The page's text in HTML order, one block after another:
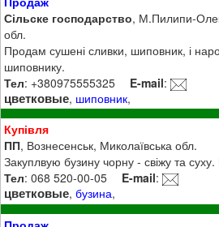
Сільске господарство, М.Пилипи-
обл.
Продам сушені сливки, шиповник, і
шиповнику.
Тел: +380975555325 E-mail:
цветковые, шиповник,
Купівля
ПП, Вознесенськ, Миколаївська обл.
Закуплвую бузину чорну - свіжу та суху.
Тел: 068 520-00-05 E-mail:
цветковые,бузина,